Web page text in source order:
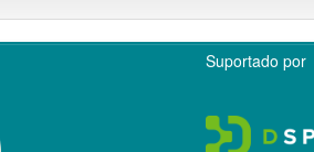
Suportado por